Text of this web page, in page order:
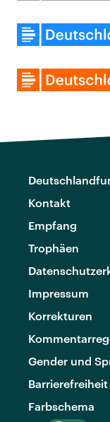
Kontakt
Empfang
Trophäen
Impressum
Korrekturen
Gender und
Barrierefreiheit
Farbschema